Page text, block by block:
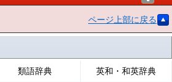
ページ上部に戻る
類語辞典 英和・和英辞典